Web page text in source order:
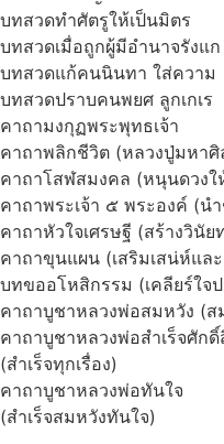
บทสวดทำศัตรูให้เป็นมิตร
บทสวดเมื่อถูกผู้มีอำนาจรังแก
บทสวดแก้คนนินทา ใส่ความ
บทสวดปราบคนพยศ ลูกเกเร
คาถามงกุฏพระพุทธเจ้า
คาถาพลิกชีวิต (หลวงปู่มหาศิ
คาถาโสฬสมงคล (หนุนดวงใ
คาถาพระเจ้า ๕ พระองค์ (นำ
คาถาหัวใจเศรษฐี (สร้างวินัย
คาถาขุนแผน (เสริมเสน่ห์แล
บทขออโหสิกรรม (เคลียร์ใจ
คาถาบูชาหลวงพ่อสมหวัง (ส
คาถาบูชาหลวงพ่อสำเร็จศัก
(สำเร็จทุกเรื่อง)
คาถาบูชาหลวงพ่อทันใจ
(สำเร็จสมหวังทันใจ)